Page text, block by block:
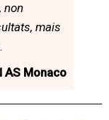
non
mais
AS Monaco